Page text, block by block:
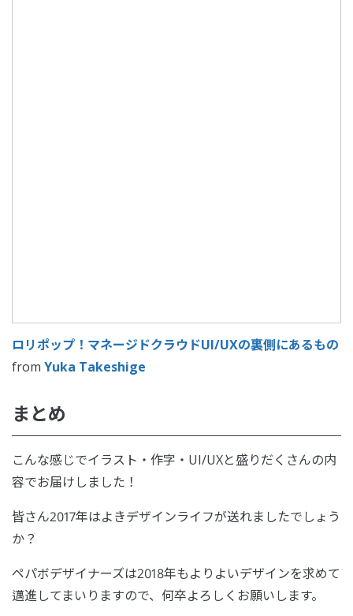
ロリポップ！マネージドクラウドUI/UXの裏側にあるもの
from Yuka Takeshige
まとめ
こんな感じでイラスト・作字・UI/UXと盛りだくさんの内
容でお届けしました！
皆さん2017年はよきデザインライフが送れましたでしょう
か？
ペパボデザイナーズは2018年もよりよいデザインを求めて
邁進してまいりますので、何卒よろしくお願いします。